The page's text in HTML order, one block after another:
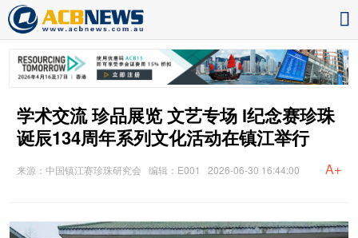
学术交流 珍品展览 文艺专场 l纪念赛珍珠
诞辰134周年系列文化活动在镇江举行
来源：中国镇江赛珍珠研究会 编辑：E001 2026-06-30 16:44:00 A+